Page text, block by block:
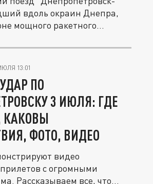
вдоль окраин Днепра,
мощного ракетного...
13:01
ПО
3 ИЮЛЯ: ГДЕ
КАКОВЫ
ФОТО, ВИДЕО
видео
с огромными
Рассказываем все, что